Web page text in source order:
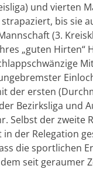
und vierten
bis sie
(3.
„guten Hirten“
der ersten
Bezirksliga und
Selbst der zweite
der Relegation
die sportlichen
seit geraumer